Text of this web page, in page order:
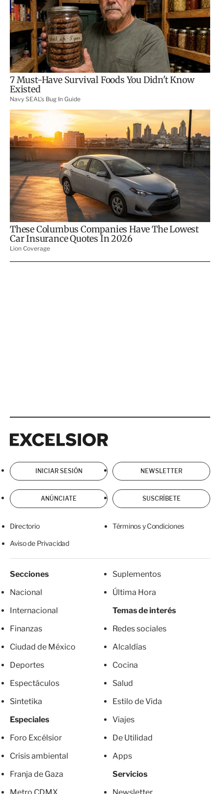
INICIAR SESIÓN NEWSLETTER
ANÚNCIATE SUSCRÍBETE
Directorio Términos y Condiciones
Aviso de Privacidad
Secciones
Nacional
Internacional
Finanzas
Ciudad de México
Deportes
Espectáculos
Sintetika
Especiales
Foro Excélsior
Crisis ambiental
Franja de Gaza
Suplementos
Última Hora
Temas de interés
Redes sociales
Alcaldías
Cocina
Salud
Estilo de Vida
Viajes
De Utilidad
Apps
Servicios